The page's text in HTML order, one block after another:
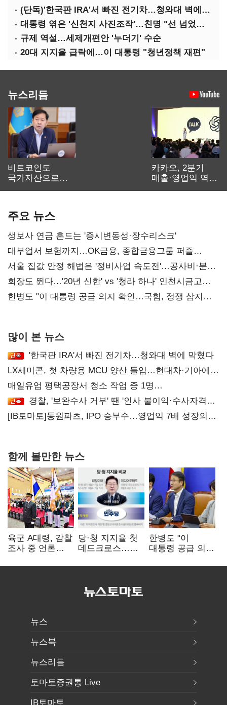
(단독)'한국판 IRA'서 빠진 전기차…청와대 벽에 막혔다
대통령 엮은 '신천지 사진조작'…친명 "선 넘었다" 격앙
규제 역설…세제개편안 '누더기' 수순
20대 지지율 급락에…이 대통령 "청년정책 재편"
뉴스리듬
비트코인도
국가자산으로…'
카카오, 2분기
매출·영업익 역대
주요 뉴스
생보사 연금 흔드는 '증시변동성·장수리스크'
대부업서 보험까지…OK금융, 종합금융그룹 퍼즐
맞춘다
서울 집값 안정 해법은 '정비사업 속도전'…공사비·분쟁
해소도 과제
회장도 뛴다…'20년 신한' vs '청라 하나' 인천시금고
정면승부
한병도 "이 대통령 공급 의지 확인…국힘, 정쟁 삼지
많이 본 뉴스
'한국판 IRA'서 빠진 전기차…청와대 벽에 막혔다
LX세미콘, 첫 차량용 MCU 양산 돌입…현대차·기아에
공급
매일유업 평택공장서 청소 작업 중 1명
사망…"안전관리체계 재점검"
경찰, '보완수사 거부' 땐 '인사 불이익·수사자격
배제'
[IB토마토]동원파츠, IPO 승부수…영업익 7배 성장의
함께 볼만한 뉴스
육군 A대령, 감찰
조사 중 언론
'부글부글'
당·청 지지율 첫
데드크로스…
한병도 "이
대통령 공급 의지
삼지 말아야"
뉴스
뉴스북
뉴스리듬
토마토증권통 Live
IB토마토